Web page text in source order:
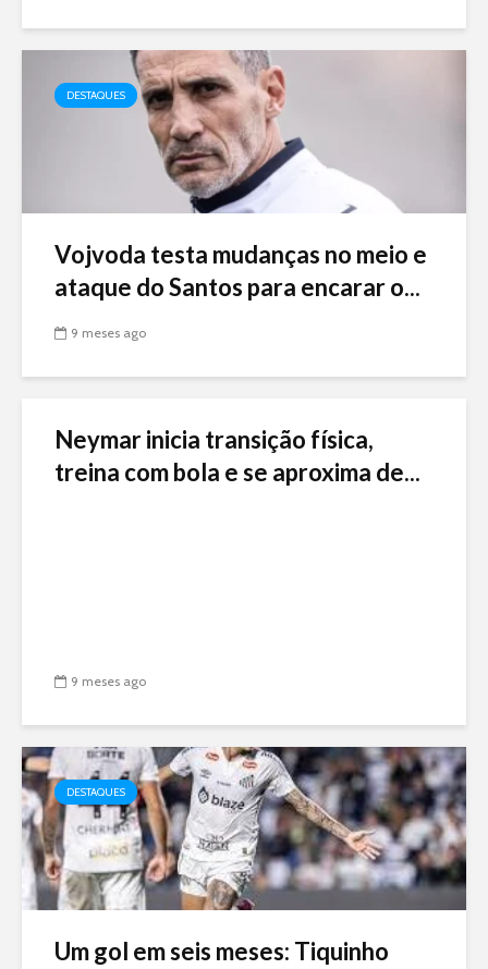
DESTAQUES
Vojvoda testa mudanças no meio e
ataque do Santos para encarar o...
9 meses ago
Neymar inicia transição física,
treina com bola e se aproxima de...
9 meses ago
DESTAQUES
Um gol em seis meses: Tiquinho